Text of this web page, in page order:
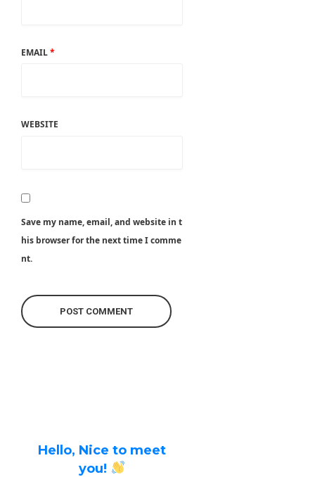
EMAIL*
WEBSITE
Save my name, email, and website in t
his browser for the next time I comme
nt.
Hello, Nice to meet
you!